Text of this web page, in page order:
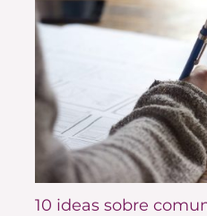
10 ideas sobre